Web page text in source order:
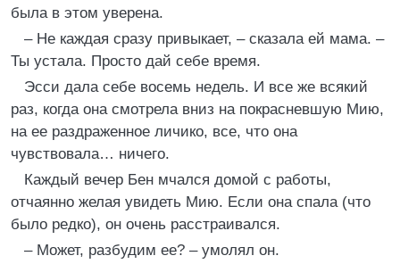
была в этом уверена.
– Не каждая сразу привыкает, – сказала ей мама. –
Ты устала. Просто дай себе время.
Эсси дала себе восемь недель. И все же всякий
раз, когда она смотрела вниз на покрасневшую Мию,
на ее раздраженное личико, все, что она
чувствовала… ничего.
Каждый вечер Бен мчался домой с работы,
отчаянно желая увидеть Мию. Если она спала (что
было редко), он очень расстраивался.
– Может, разбудим ее? – умолял он.